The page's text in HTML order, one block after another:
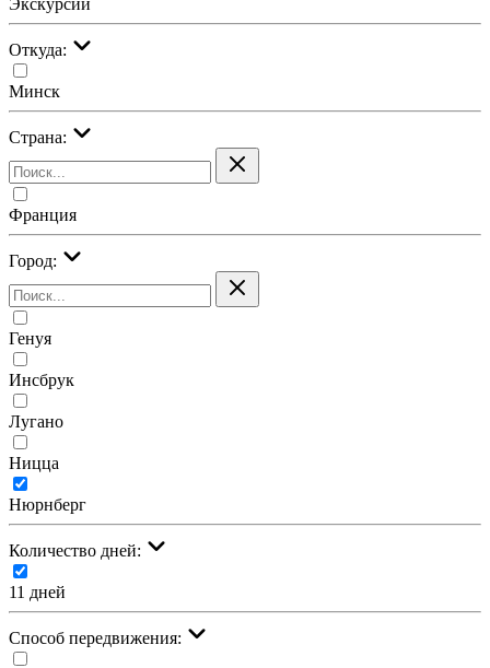
Откуда:
Минск
Страна:
Франция
Город:
Генуя
Инсбрук
Лугано
Ницца
Нюрнберг
Количество дней:
11 дней
Cпособ передвижения: